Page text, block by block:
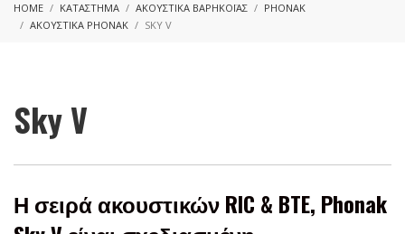
NEED HELP?
HOME ΚΑΤΆΣΤΗΜΑ ΑΚΟΥΣΤΙΚΑ ΒΑΡΗΚΟΪΑΣ
PHONAK
ΑΚΟΥΣΤΙΚΆ PHONAK
SKY V
Sky V
Η σειρά ακουστικών RIC & BTE, Phonak